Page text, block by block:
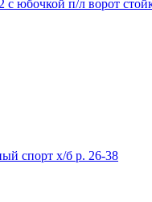
с юбочкой п/л ворот
спорт х/б р. 26-38